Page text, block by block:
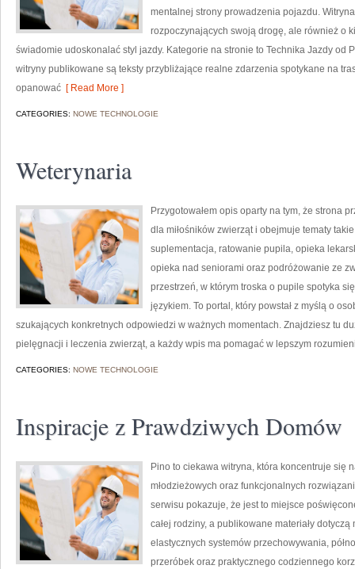
mentalnej strony prowadzenia pojazdu.
rozpoczynających swoją drogę, ale również o
świadomie udoskonalać styl jazdy. Kategorie na stronie to Technika Jazdy od
witryny publikowane są teksty przybliżające realne zdarzenia spotykane na
opanować [ Read More ]
CATEGORIES: NOWE TECHNOLOGIE
Weterynaria
Przygotowałem opis oparty na tym, że strona
dla miłośników zwierząt i obejmuje tematy
suplementacja, ratowanie pupila, opieka
opieka nad seniorami oraz podróżowanie ze
przestrzeń, w którym troska o pupile spotyka
językiem. To portal, który powstał z myślą o
szukających konkretnych odpowiedzi w ważnych momentach. Znajdziesz tu
pielęgnacji i leczenia zwierząt, a każdy wpis ma pomagać w lepszym
CATEGORIES: NOWE TECHNOLOGIE
Inspiracje z Prawdziwych Domów
Pino to ciekawa witryna, która koncentruje się
młodzieżowych oraz funkcjonalnych
serwisu pokazuje, że jest to miejsce
całej rodziny, a publikowane materiały
elastycznych systemów przechowywania,
przeróbek oraz praktycznego codziennego